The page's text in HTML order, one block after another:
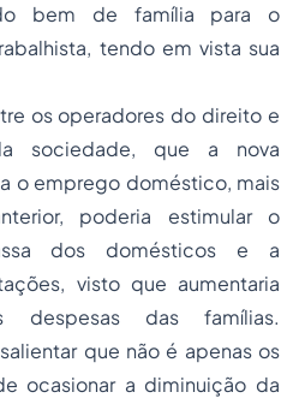
bem de família para o
tendo em vista sua
os operadores do direito e
sociedade, que a nova
o emprego doméstico, mais
poderia estimular o
dos domésticos e a
visto que aumentaria
despesas das famílias.
que não é apenas os
ocasionar a diminuição da